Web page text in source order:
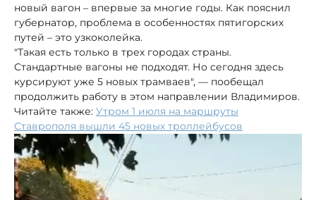
новый вагон – впервые за многие годы. Как пояснил
губернатор, проблема в особенностях пятигорских
путей – это узкоколейка.
"Такая есть только в трех городах страны.
Стандартные вагоны не подходят. Но сегодня здесь
курсируют уже 5 новых трамваев", — пообещал
продолжить работу в этом направлении Владимиров.
Читайте также: Утром 1 июля на маршруты
Ставрополя вышли 45 новых троллейбусов